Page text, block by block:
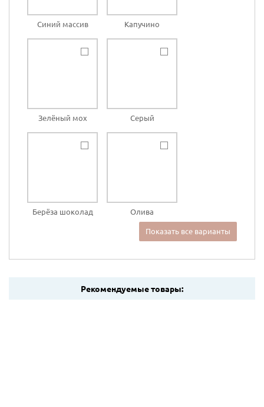
Синий массив Капучино
Зелёный мох Серый
Берёза шоколад
Олива
Показать все варианты
Рекомендуемые товары: